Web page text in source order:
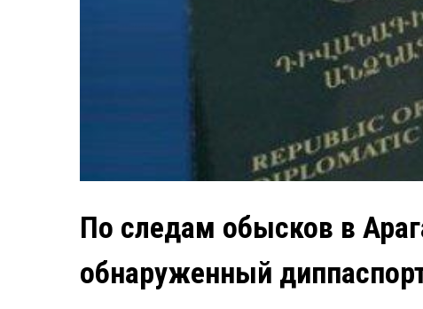
По следам обысков в
обнаруженный